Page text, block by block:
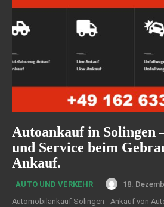
Autoankauf in Solingen
und Service beim
Ankauf.
AUTO UND VERKEHR
18.
Automobilankauf Solingen - Ankauf von